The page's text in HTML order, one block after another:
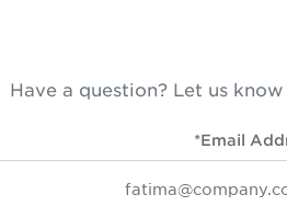
Have a question? Let us
Email